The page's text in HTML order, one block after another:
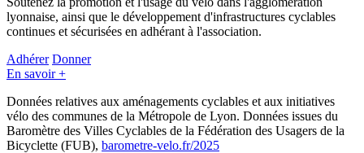
lyonnaise, ainsi que le développement d'infrastructures cyclables
continues et sécurisées en adhérant à l'association.
Adhérer Donner
En savoir +
Données relatives aux aménagements cyclables et aux initiatives
vélo des communes de la Métropole de Lyon. Données issues du
Baromètre des Villes Cyclables de la Fédération des Usagers de la
Bicyclette (FUB), barometre-velo.fr/2025